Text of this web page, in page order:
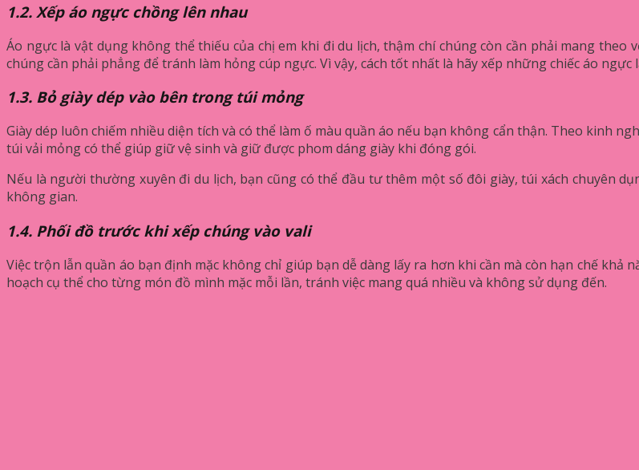
1.2. Xếp áo ngực chồng lên nhau
Áo ngực là vật dụng không thể thiếu của chị em khi đi du lịch, thậm chí chúng còn cần phải mang
chúng cần phải phẳng để tránh làm hỏng cúp ngực. Vì vậy, cách tốt nhất là hãy xếp những chiếc áo ngực
1.3. Bỏ giày dép vào bên trong túi mỏng
Giày dép luôn chiếm nhiều diện tích và có thể làm ố màu quần áo nếu bạn không cẩn thận. Theo kinh
túi vải mỏng có thể giúp giữ vệ sinh và giữ được phom dáng giày khi đóng gói.
Nếu là người thường xuyên đi du lịch, bạn cũng có thể đầu tư thêm một số đôi giày, túi xách chuyên
không gian.
1.4. Phối đồ trước khi xếp chúng vào vali
Việc trộn lẫn quần áo bạn định mặc không chỉ giúp bạn dễ dàng lấy ra hơn khi cần mà còn hạn chế khả
hoạch cụ thể cho từng món đồ mình mặc mỗi lần, tránh việc mang quá nhiều và không sử dụng đến.